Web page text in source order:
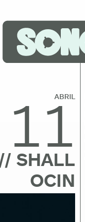
ABRIL
11
SHALL
OCIN